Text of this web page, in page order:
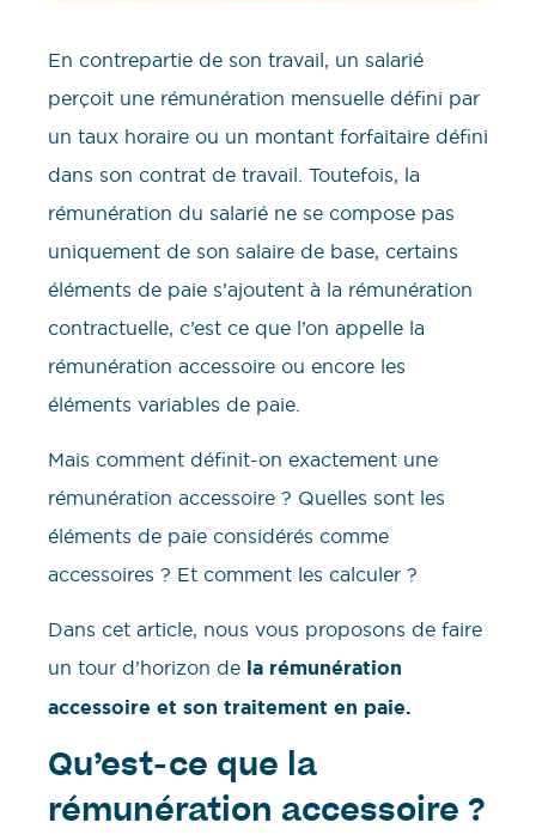
En contrepartie de son travail, un salarié
perçoit une rémunération mensuelle défini par
un taux horaire ou un montant forfaitaire défini
dans son contrat de travail. Toutefois, la
rémunération du salarié ne se compose pas
uniquement de son salaire de base, certains
éléments de paie s’ajoutent à la rémunération
contractuelle, c’est ce que l’on appelle la
rémunération accessoire ou encore les
éléments variables de paie.
Mais comment définit-on exactement une
rémunération accessoire ? Quelles sont les
éléments de paie considérés comme
accessoires ? Et comment les calculer ?
Dans cet article, nous vous proposons de faire
un tour d’horizon de la rémunération
accessoire et son traitement en paie.
Qu’est-ce que la
rémunération accessoire ?